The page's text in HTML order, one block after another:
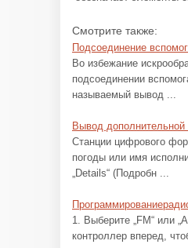
Смотрите также:
Подсоединение
Во избежание
подсоединении
называемый вывод ...
Вывод
Станции цифрового
погоды или имя
„Details“ (Подробн ...
1. Выберите „FM“ или
контроллер вперед,